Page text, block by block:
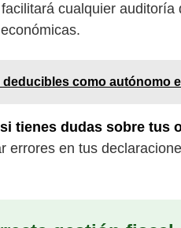
cualquier auditoría
como autónomo
tienes dudas sobre tus
en tus